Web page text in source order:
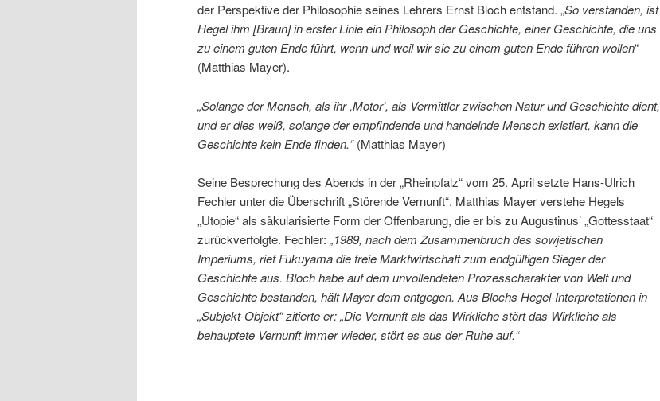
der Perspektive der Philosophie seines Lehrers Ernst Bloch entstand. „So verstanden, ist
Hegel ihm [Braun] in erster Linie ein Philosoph der Geschichte, einer Geschichte, die uns
zu einem guten Ende führt, wenn und weil wir sie zu einem guten Ende führen wollen“
(Matthias Mayer).
„Solange der Mensch, als ihr ,Motor‘, als Vermittler zwischen Natur und Geschichte dient,
und er dies weiß, solange der empfindende und handelnde Mensch existiert, kann die
Geschichte kein Ende finden.“(Matthias Mayer)
Seine Besprechung des Abends in der „Rheinpfalz“ vom 25. April setzte Hans-Ulrich
Fechler unter die Überschrift „Störende Vernunft“. Matthias Mayer verstehe Hegels
„Utopie“ als säkularisierte Form der Offenbarung, die er bis zu Augustinus’ „Gottesstaat“
zurückverfolgte. Fechler: „1989, nach dem Zusammenbruch des sowjetischen
Imperiums, rief Fukuyama die freie Marktwirtschaft zum endgültigen Sieger der
Geschichte aus. Bloch habe auf dem unvollendeten Prozesscharakter von Welt und
Geschichte bestanden, hält Mayer dem entgegen. Aus Blochs Hegel-Interpretationen in
„Subjekt-Objekt“ zitierte er: „Die Vernunft als das Wirkliche stört das Wirkliche als
behauptete Vernunft immer wieder, stört es aus der Ruhe auf.“